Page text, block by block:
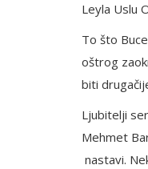
Leyla Uslu
To što
oštrog
biti
Ljubitelji
Mehmet
nastavi.